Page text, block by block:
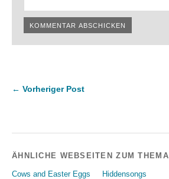
← Vorheriger Post
ÄHNLICHE WEBSEITEN ZUM THEMA
Cows and Easter Eggs Hiddensongs